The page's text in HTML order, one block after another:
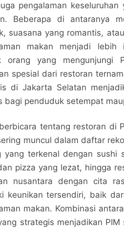
Restoran Di
Disarankan
pengalaman
Beberapa di antaranya
suasana yang romantis,
makan menjadi
orang yang mengunjungi
spesial dari restoran
di Jakarta Selatan
bagi penduduk setempat
tentang restoran di
muncul dalam daftar
yang terkenal dengan sushi
pizza yang lezat, hingga
nusantara dengan cita
keunikan tersendiri, baik
makan. Kombinasi
strategis menjadikan
Restoran Di
Disarankan